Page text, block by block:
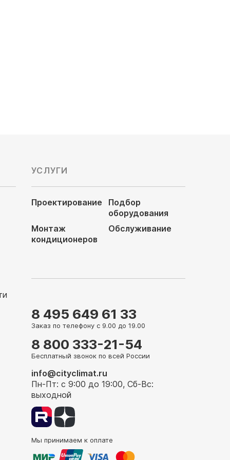
УСЛУГИ
Проектирование
Подбор
оборудования
Монтаж
кондиционеров
Обслуживание
8 495 649 61 33
Заказ по телефону с 9.00 до 19.00
8 800 333-21-54
Бесплатный звонок по всей России
info@cityclimat.ru
Пн-Пт: с 9:00 до 19:00, Сб-Вс:
выходной
Мы принимаем к оплате